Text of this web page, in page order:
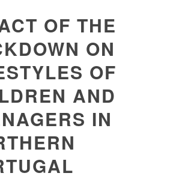
OF THE
ON
OF
AND
IN